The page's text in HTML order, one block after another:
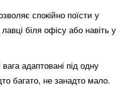
спокійно поїсти у
біля офісу або навіть у
адаптовані під одну
багато, не занадто мало.